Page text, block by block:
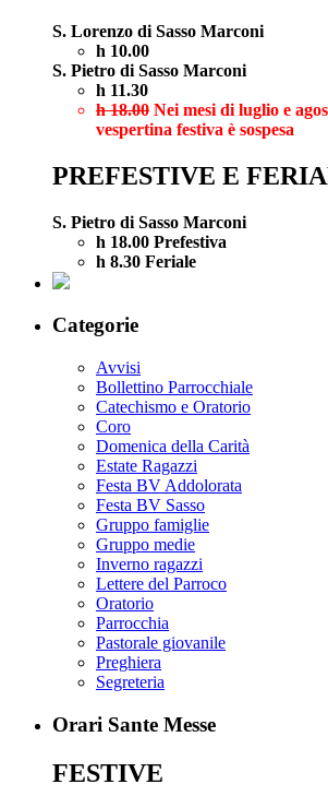
S. Lorenzo di Sasso Marconi
h 10.00
S. Pietro di Sasso Marconi
h 11.30
h 18.00 Nei mesi di luglio e
vespertina festiva è sospesa
PREFESTIVE E
S. Pietro di Sasso Marconi
h 18.00 Prefestiva
h 8.30 Feriale
Categorie
Avvisi
Bollettino Parrocchiale
Catechismo e Oratorio
Coro
Domenica della Carità
Estate Ragazzi
Festa BV Addolorata
Festa BV Sasso
Gruppo famiglie
Gruppo medie
Inverno ragazzi
Lettere del Parroco
Oratorio
Parrocchia
Pastorale giovanile
Preghiera
Segreteria
Orari Sante Messe
FESTIVE